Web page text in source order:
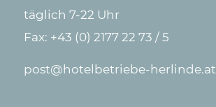
täglich 7-22 Uhr
Fax: +43 (0) 2177 22 73 / 5
post@hotelbetriebe-herlinde.at